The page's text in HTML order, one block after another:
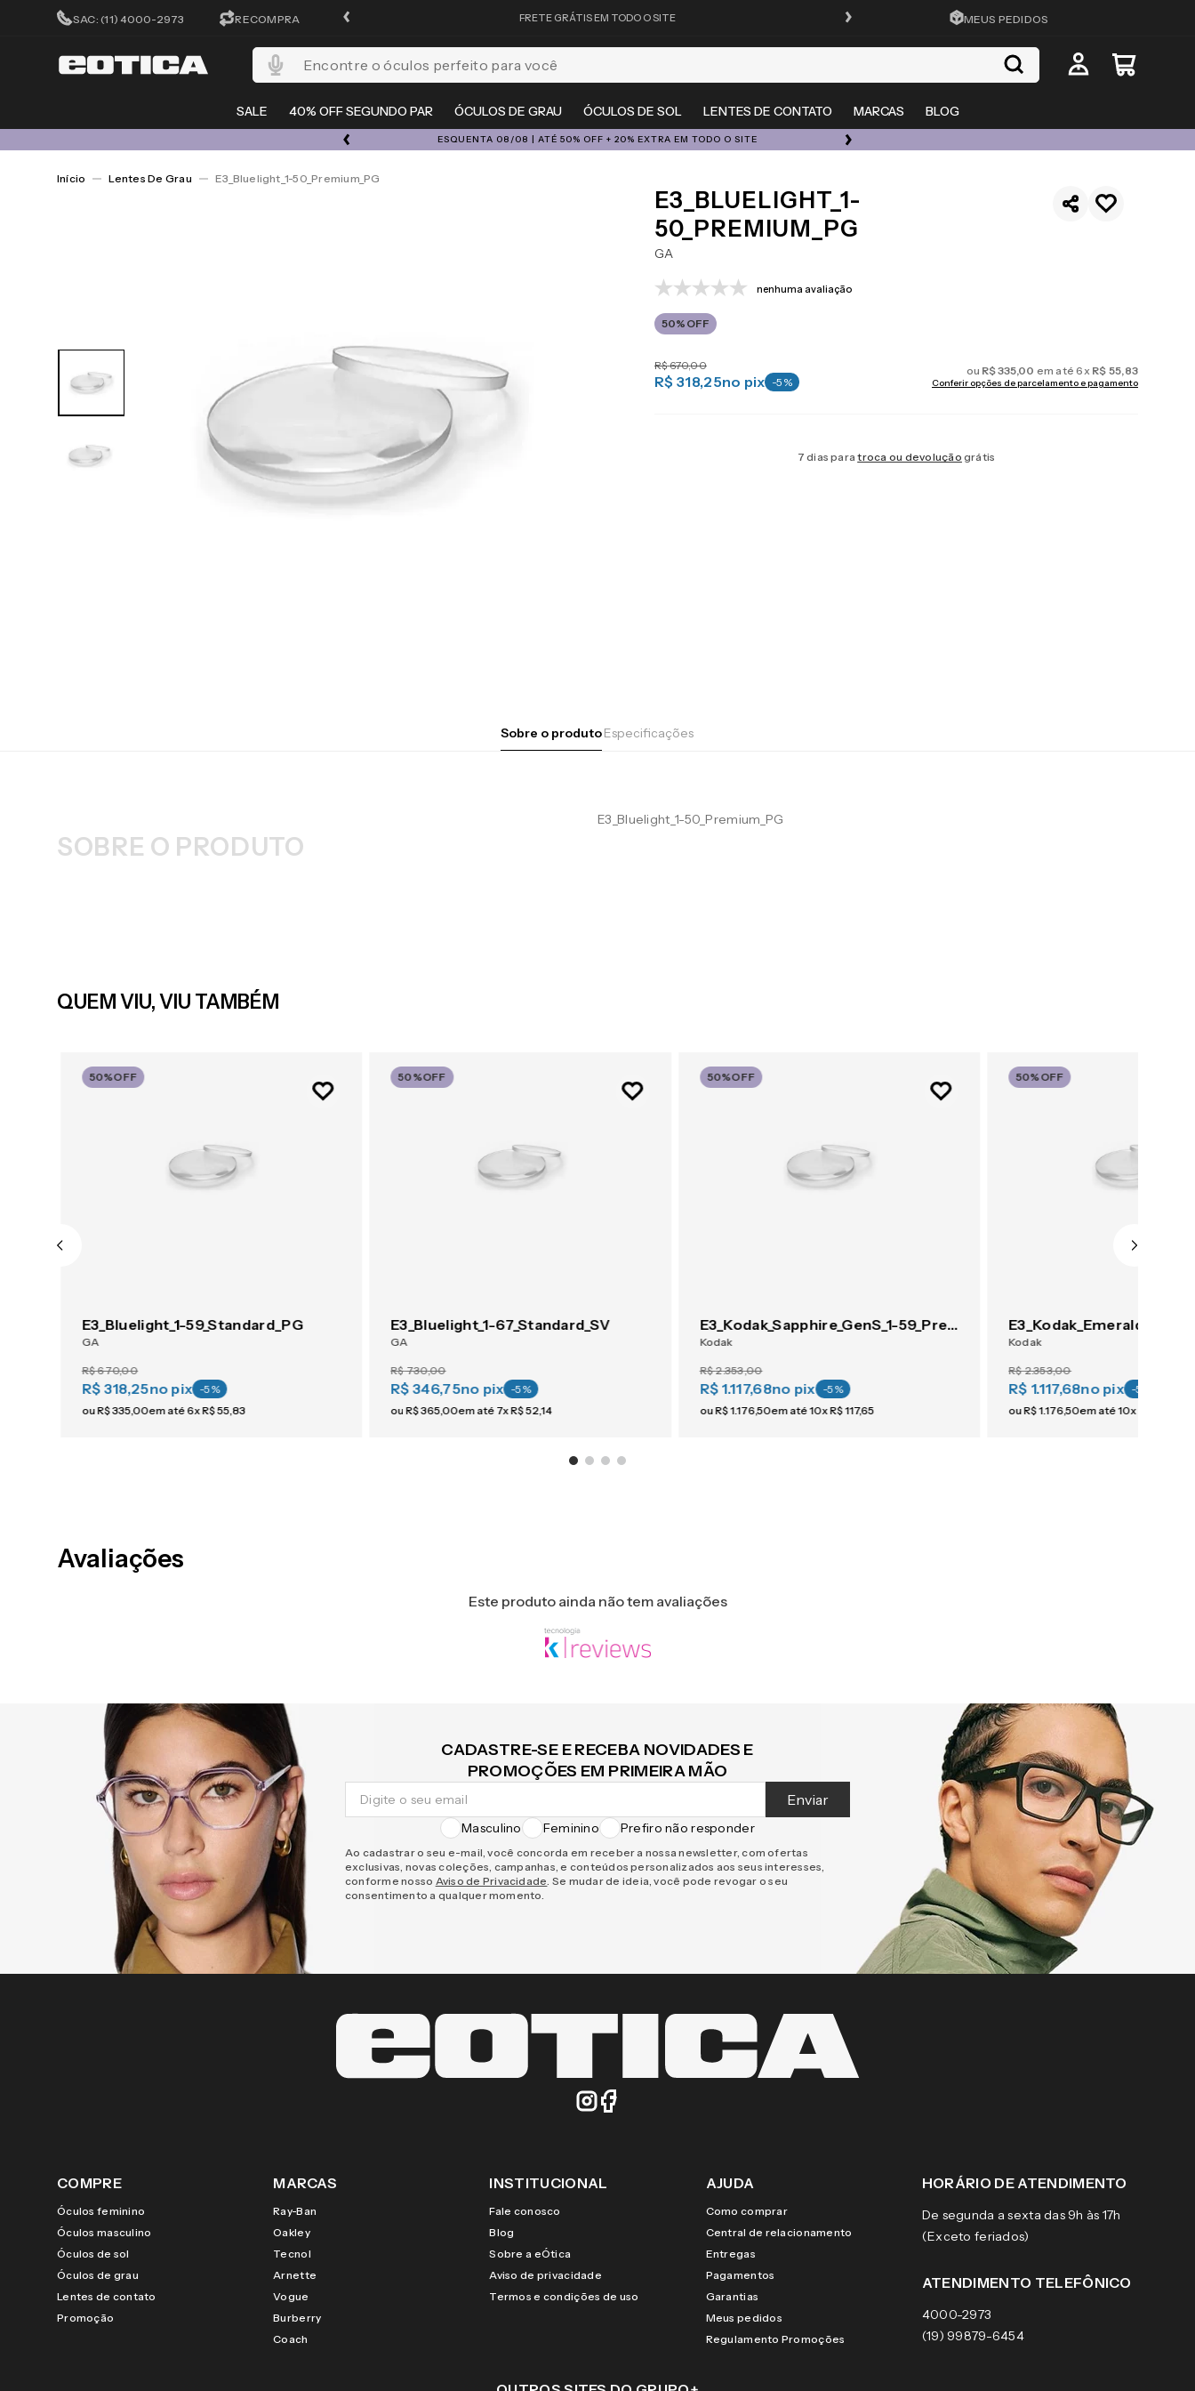
SAC: (11) 4000-2973 RECOMPRA
CADASTRA-SE E GANHE 15%OFF FRETE GRÁTIS EM TODO O SITE ATÉ 10X SEM JUROS
MEUS PEDIDOS
SALE 40% OFF SEGUNDO PAR ÓCULOS DE GRAU ÓCULOS DE SOL LENTES DE CONTATO MARCAS BLOG
Encontre o óculos perfeito para você
E LENTES COM ATÉ 50% OFF + 20% EXTRA NO CUPOM ESQUENTA ESQUENTA 08/08 | ATÉ 50% OFF + 20% EXTRA EM TODO O SITE ÓCULOS DE GRAU, SOL E LENTES COM ATÉ 50% OFF + 20% EXTRA
Lentes De Grau E3_Bluelight_1-50_Premium_PG
E3_BLUELIGHT_1-
50_PREMIUM_PG
GA
nenhuma avaliação
50% OFF
R$670,00
R$ 318,25no pix -5 %
ou R$335,00 em até6 x R$ 55, 83
Conferir opções de parcelamento e pagamento
7 dias paratroca ou devolução grátis
Sobre o produtoEspecificações
SOBRE O PRODUTO
E3_Bluelight_1-50_Premium_PG
QUEM VIU, VIU TAMBÉM
50%OFF
E3_Bluelight_1-59_Standard_PG
GA
R$670,00
R$ 318,25no pix -5%
ouR$335,00em até6xR$55,83
50%OFF
E3_Bluelight_1-67_Standard_SV
GA
R$730,00
R$ 346,75no pix -5%
ouR$365,00em até 7xR$52,14
50%OFF
E3_Kodak_Sapphire_GenS_1-59_Premium_SV
Kodak
R$2.353,00
R$ 1.117,68no pix -5%
ouR$1.176,50em até10xR$117,65
50%OFF
Kodak
R$2.353,00
R$ 1.117,68no pix -5
ouR$1.176,50em até10x
Avaliações
Este produto ainda não tem avaliações
CADASTRE-SE E RECEBA NOVIDADES E
PROMOÇÕES EM PRIMEIRA MÃO
Enviar
Masculino Feminino Prefiro não responder
Ao cadastrar o seu e-mail, você concorda em receber a nossa newsletter, com ofertas
exclusivas, novas coleções, campanhas, e conteúdos personalizados aos seus interesses,
conforme nosso Aviso de Privacidade. Se mudar de ideia, você pode revogar o seu
consentimento a qualquer momento.
COMPRE
Óculos feminino
Óculos masculino
Óculos de sol
Óculos de grau
Lentes de contato
Promoção
MARCAS
Ray-Ban
Oakley
Tecnol
Arnette
Vogue
Burberry
Coach
INSTITUCIONAL
Fale conosco
Blog
Sobre a eÓtica
Aviso de privacidade
Termos e condições de uso
AJUDA
Como comprar
Central de relacionamento
Entregas
Pagamentos
Garantias
Meus pedidos
Regulamento Promoções
HORÁRIO DE ATENDIMENTO
De segunda a sexta das 9h às 17h
(Exceto feriados)
ATENDIMENTO TELEFÔNICO
4000-2973
(19) 99879-6454